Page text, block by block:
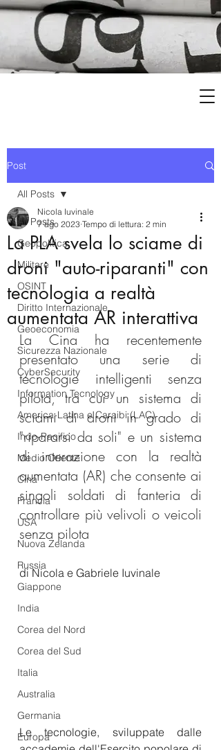
Post
All Posts
Geopolitica
Militare
OSINT
Diritto Internazionale
Geoeconomia
Sicurezza Nazionale
CyberSecurity
Information Tecnology
America-Latina e Caraibi (LAC)
Indo-Pacifico
Medio Oriente
Cina
Francia
USA
Nuova Zelanda
Russia
Giappone
India
Corea del Nord
Corea del Sud
Italia
Australia
Germania
Europa
All Posts
La PLA svela lo sciame di
droni "auto-riparanti" con
tecnologia a realtà
aumentata AR interattiva
Nicola Iuvinale
7 ago 2023 Tempo di lettura: 2 min
La Cina ha recentemente
presentato una serie di
tecnologie intelligenti senza
pilota, tra cui un sistema di
sciami di droni in grado di
"ripararsi da soli" e un sistema
di interazione con la realtà
aumentata (AR) che consente ai
singoli soldati di fanteria di
controllare più velivoli o veicoli
senza pilota
di Nicola e Gabriele Iuvinale
Le tecnologie, sviluppate dalle